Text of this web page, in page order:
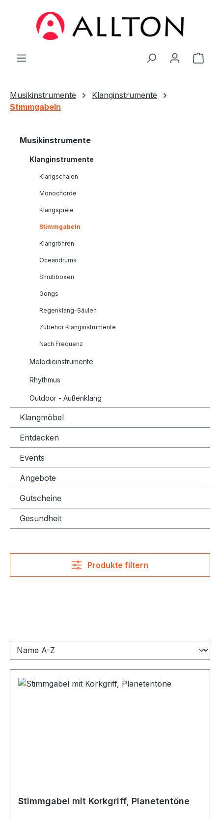
Zum Hauptinhalt springen
Musikinstrumente
Klanginstrumente
Stimmgabeln
Musikinstrumente
Klanginstrumente
Klangschalen
Monochorde
Klangspiele
Stimmgabeln
Klangröhren
Oceandrums
Shrutiboxen
Gongs
Regenklang-Säulen
Zubehör Klanginstrumente
Nach Frequenz
Melodieinstrumente
Rhythmus
Outdoor - Außenklang
Klangmöbel
Entdecken
Events
Angebote
Gutscheine
Gesundheit
Produkte filtern
Stimmgabel mit Korkgriff, Planetentöne